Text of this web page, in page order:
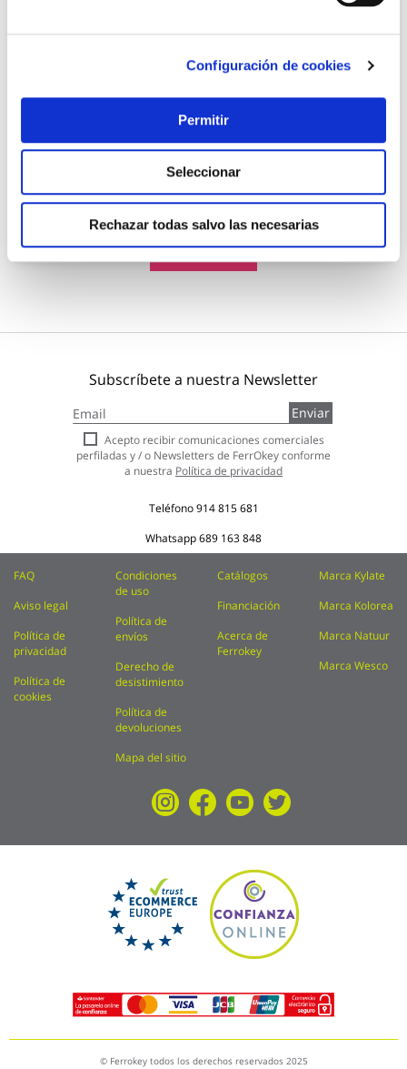
Configuración de cookies
Permitir
Seleccionar
Rechazar todas salvo las necesarias
TOP VENTAS
Pie parasol resina rellenable c/ruedas ø 33-50 mm
antracita import
Import
36,51 €
Subscríbete a nuestra Newsletter
a
nuestro
boletín
de
Enviar
Acepto recibir comunicaciones comerciales
perfiladas y / o Newsletters de FerrOkey conforme
a nuestra Política de privacidad
Teléfono914 815 681
Whatsapp689 163 848
FAQ
Aviso legal
Política de
privacidad
Política de
cookies
Condiciones
de uso
Política de
envíos
Derecho de
desistimiento
Política de
devoluciones
Mapa del sitio
Catálogos
Financiación
Acerca de
Ferrokey
Marca Kylate
Marca Kolorea
Marca Natuur
Marca Wesco
© Ferrokey todos los derechos reservados 2025